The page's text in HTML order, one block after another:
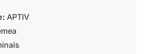
APTIV